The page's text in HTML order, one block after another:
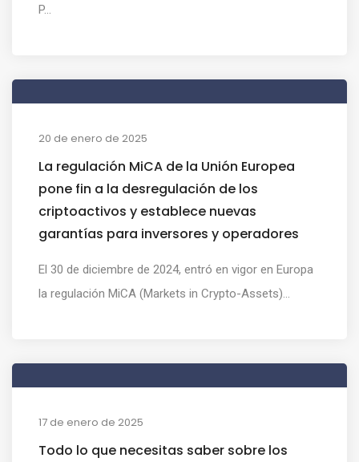
P...
20 de enero de 2025
La regulación MiCA de la Unión Europea
pone fin a la desregulación de los
criptoactivos y establece nuevas
garantías para inversores y operadores
El 30 de diciembre de 2024, entró en vigor en Europa
la regulación MiCA (Markets in Crypto-Assets)...
17 de enero de 2025
Todo lo que necesitas saber sobre los